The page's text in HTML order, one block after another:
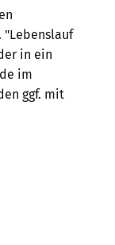
"Lebenslauf
in ein
im
ggf. mit